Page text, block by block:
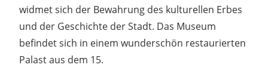
widmet sich der Bewahrung des kulturellen Erbes
und der Geschichte der Stadt. Das Museum
befindet sich in einem wunderschön restaurierten
Palast aus dem 15.